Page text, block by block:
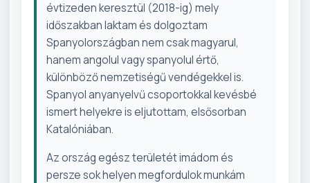
évtizeden keresztül (2018-ig) mely
időszakban laktam és dolgoztam
Spanyolországban nem csak magyarul,
hanem angolul vagy spanyolul értő,
különböző nemzetiségű vendégekkel is.
Spanyol anyanyelvű csoportokkal kevésbé
ismert helyekre is eljutottam, elsősorban
Katalóniában.
Az ország egész területét imádom és
persze sok helyen megfordulok munkám